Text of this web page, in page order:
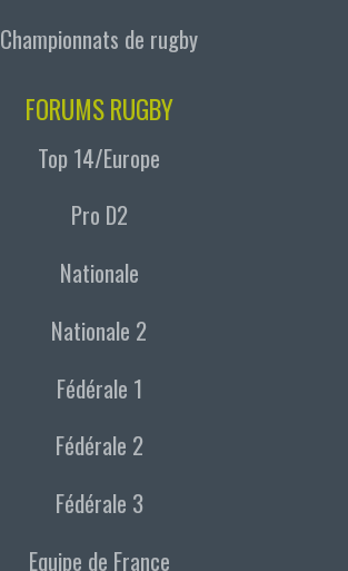
Championnats de rugby
FORUMS RUGBY
Top 14/Europe
Pro D2
Nationale
Nationale 2
Fédérale 1
Fédérale 2
Fédérale 3
Equipe de France